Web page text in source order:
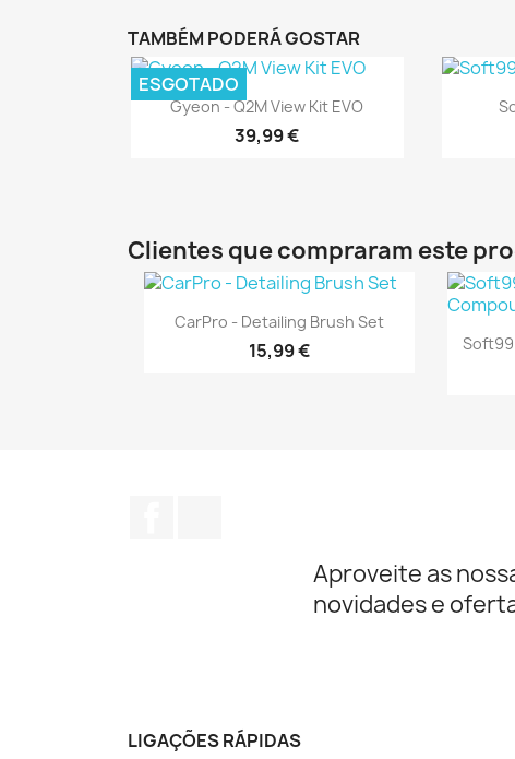
TAMBÉM PODERÁ GOSTAR
Vista rápida
Gyeon - Q2M View Kit EVO
39,99 €
ESGOTADO
Clientes que compraram este
Vista rápida
CarPro - Detailing Brush Set
15,99 € Soft99
Aproveite as
novidades e
LIGAÇÕES RÁPIDAS